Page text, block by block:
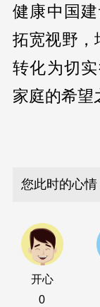
健康中国
拓宽视野，
转化为切
家庭的希望
您此时的心情
开心
0